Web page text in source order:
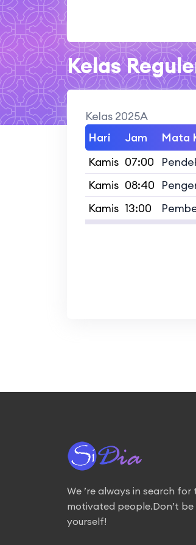
Kelas
Kelas 2025A
Hari
Jam
Mata
Kamis 07:00
Kamis 08:40
Kamis 13:00
We ’re always in search
motivated people.Don’t
yourself!